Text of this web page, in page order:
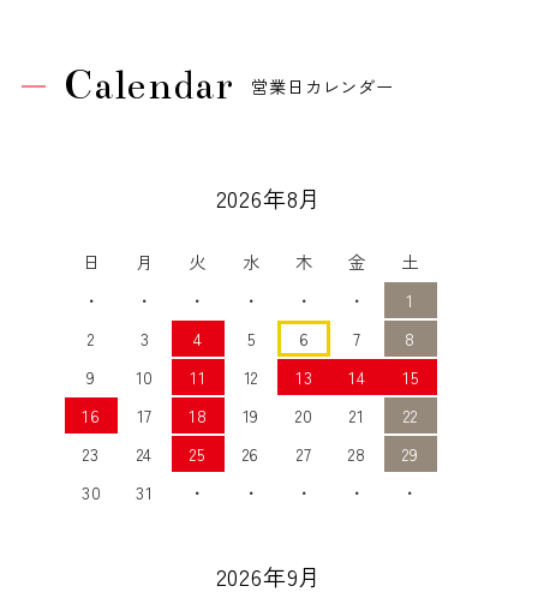
Calendar 営業日カレンダー
2026年8月
日 月 火 水 木 金
土
・
・ ・ ・ ・ ・
1
2
3 4 5 6 7
8
9
10 11 12 13 14
15
16
17 18 19 20 21
22
23
24 25 26 27 28
29
30
31 ・ ・ ・ ・ ・
2026年9月